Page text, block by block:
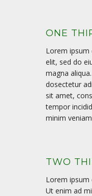
ONE
Lorem
elit, sed do
magna
dosectetur
sit amet,
tempor
minim
TWO
Lorem ipsum
Ut enim ad